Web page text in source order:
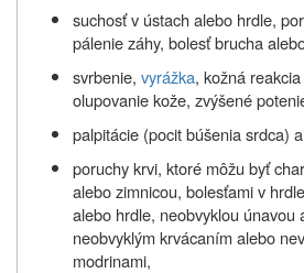
suchosť v ústach alebo hrdle,
pálenie záhy, bolesť brucha
svrbenie, vyrážka, kožná
olupovanie kože, zvýšené
palpitácie (pocit búšenia srdca)
poruchy krvi, ktoré môžu byť
alebo zimnicou, bolesťami v
alebo hrdle, neobvyklou únavou
neobvyklým krvácaním alebo
modrinami,